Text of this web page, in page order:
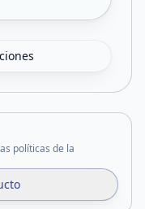
políticas de la